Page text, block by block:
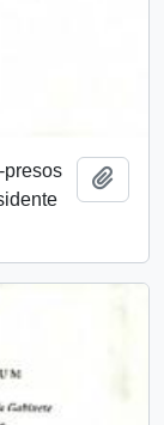
presos